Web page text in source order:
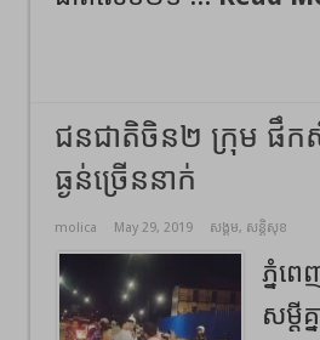
ជនជាតិចិន២ ក្រុម ផឹកស៊ី
ធ្ងន់ច្រើននាក់
molica May 29, 2019 សង្គម, សន្តិសុខ
ភ្នំព
សម្ដី